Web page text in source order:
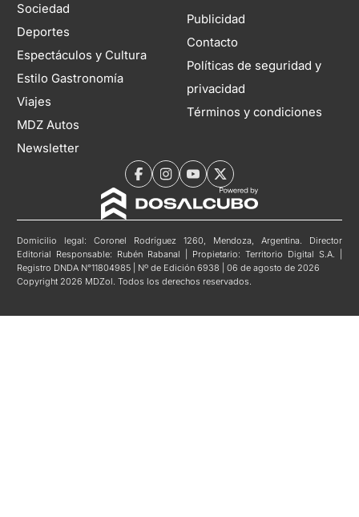
Sociedad
Deportes
Espectáculos y Cultura
Estilo Gastronomía
Viajes
MDZ Autos
Newsletter
Publicidad
Contacto
Políticas de seguridad y
privacidad
Términos y condiciones
Domicilio legal: Coronel Rodríguez 1260, Mendoza, Argentina. Director
Editorial Responsable: Rubén Rabanal | Propietario: Territorio Digital S.A. |
Registro DNDA N°11804985 | Nº de Edición 6938 | 06 de agosto de 2026
Copyright 2026 MDZol. Todos los derechos reservados.